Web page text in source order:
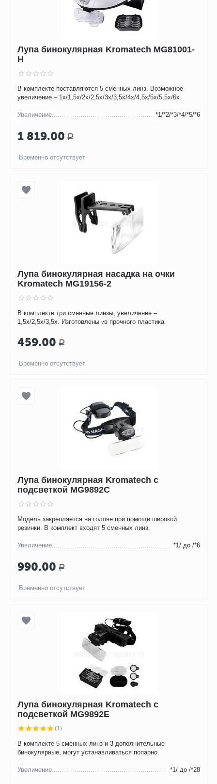
Лупа бинокулярная Kromatech MG81001-
H
В комплекте поставляются 5 сменных линз. Возможное
увеличение – 1х/1,5х/2х/2,5х/3х/3,5х/4х/4,5х/5х/5,5х/6х.
Увеличение *1/*2/*3/*4/*5/*6
1 819.00 Р
Временно отсутствует
Лупа бинокулярная насадка на очки
Kromatech MG19156-2
В комплекте три сменные линзы, увеличение –
1,5х/2,5х/3,5х. Изготовлены из прочного пластика.
459.00 Р
Временно отсутствует
Лупа бинокулярная Kromatech с
подсветкой MG9892C
Модель закрепляется на голове при помощи широкой
резинки. В комплект входят 5 сменных линз.
Увеличение *1/ до /*6
990.00 Р
Временно отсутствует
Лупа бинокулярная Kromatech с
подсветкой MG9892E
(1)
В комплекте 5 сменных линз и 3 дополнительные
бинокулярные, могут устанавливаться попарно.
Увеличение *1/ до /*28